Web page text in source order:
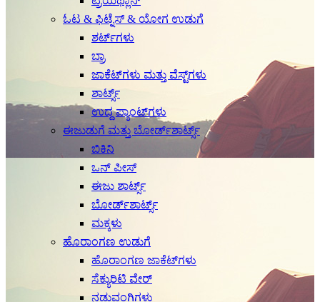
ಓಟ & ಫಿಟ್ನೆಸ್ & ಯೋಗ ಉಡುಗೆ
ಶರ್ಟ್‌ಗಳು
ಬ್ರಾ
ಜಾಕೆಟ್‌ಗಳು ಮತ್ತು ವೆಸ್ಟ್‌ಗಳು
ಶಾರ್ಟ್ಸ್
ಉದ್ದ ಪ್ಯಾಂಟ್‌ಗಳು
ಈಜುಡುಗೆ ಮತ್ತು ಬೋರ್ಡ್‌ಶಾರ್ಟ್ಸ್
ಬಿಕಿನಿ
ಒನ್ ಪೀಸ್
ಈಜು ಶಾರ್ಟ್ಸ್
ಬೋರ್ಡ್‌ಶಾರ್ಟ್ಸ್
ಮಕ್ಕಳು
ಹೊರಾಂಗಣ ಉಡುಗೆ
ಹೊರಾಂಗಣ ಜಾಕೆಟ್‌ಗಳು
ಸೆಕ್ಯುರಿಟಿ ವೇರ್
ನಡುವಂಗಿಗಳು